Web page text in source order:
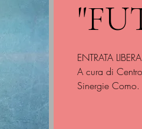
ENTRATA
A cura di
Sinergie Como.